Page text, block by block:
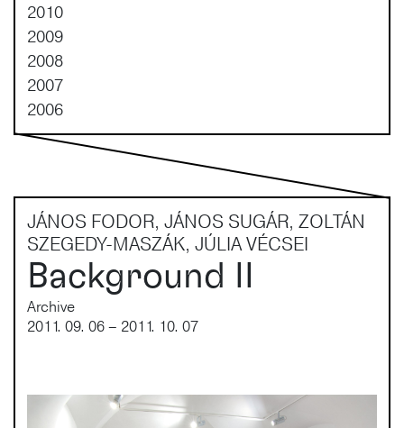
2010
2009
2008
2007
2006
JÁNOS FODOR, JÁNOS SUGÁR, ZOLTÁN
SZEGEDY-MASZÁK, JÚLIA VÉCSEI
Background II
Archive
2011. 09. 06 – 2011. 10. 07